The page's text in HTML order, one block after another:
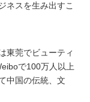
ネスを生み出すこ
東莞でビューティ
で100万人以上
中国の伝統、文